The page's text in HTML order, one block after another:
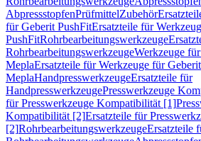
AbpressstopfenPrüfmittelZubehör
für Geberit PushFitErsatzteile für
PushFitRohrbearbeitungswerkzeuge
RohrbearbeitungswerkzeugeWerkzeuge
MeplaErsatzteile für Werkzeuge für Geberit
MeplaHandpresswerkzeugeErsatzteile für
HandpresswerkzeugePresswerkzeuge
für Presswerkzeuge Kompatibilität [1]
Kompatibilität [2]Ersatzteile für
[2]RohrbearbeitungswerkzeugeErsatzteile